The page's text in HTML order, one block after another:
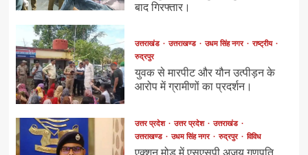
बाद गिरफ्तार।
उत्तराखंड उत्तराखण्ड उधम सिंह नगर
राष्ट्रीय
रुद्रपुर
युवक से मारपीट और यौन उत्पीड़न के
आरोप में ग्रामीणों का प्रदर्शन।
उत्तर प्रदेश उत्तर प्रदेश
उत्तराखंड
उत्तराखण्ड
उधम सिंह नगर रुद्रपुर विविध
एक्शन मोड में एसएसपी अजय गणपति